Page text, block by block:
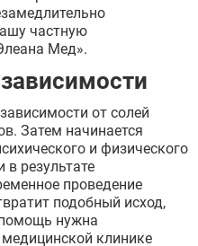
частную
Мед».
от солей
Затем начинается
и физического
в результате
проведение
подобный исход,
нужна
клинике